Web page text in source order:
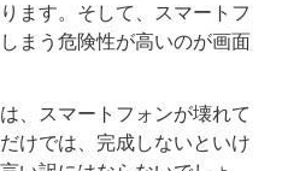
ます。そして、スマートフ
まう危険性が高いのが画面
、スマートフォンが壊れて
けでは、完成しないといけ